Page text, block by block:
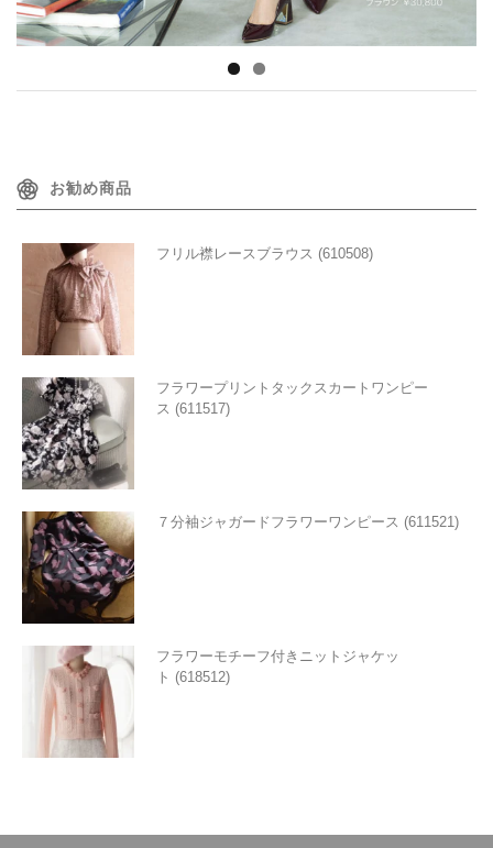
お勧め商品
フリル襟レースブラウス (610508)
フラワープリントタックスカートワンピー
ス (611517)
７分袖ジャガードフラワーワンピース (611521)
フラワーモチーフ付きニットジャケッ
ト (618512)